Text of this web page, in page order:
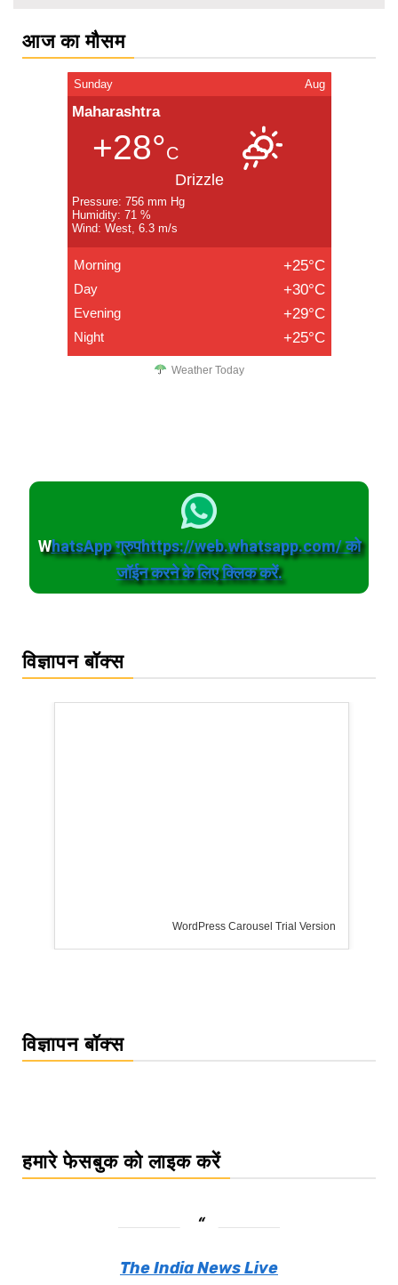
आज का मौसम
Sunday Aug
Maharashtra
+28°C
Drizzle
Pressure: 756 mm Hg
Humidity: 71 %
Wind: West, 6.3 m/s
Morning +25°C
Day +30°C
Evening +29°C
Night +25°C
Weather Today
WhatsApp ग्रुपhttps://web.whatsapp.com/ को
जॉईन करने के लिए क्लिक करें.
विज्ञापन बॉक्स
WordPress Carousel Trial Version
विज्ञापन बॉक्स
हमारे फेसबुक को लाइक करें
The India News Live